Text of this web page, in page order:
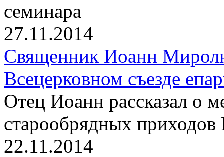
семинара
27.11.2014
Священник Иоанн
Всецерковном съезде
Отец Иоанн рассказал о
старообрядных
22.11.2014